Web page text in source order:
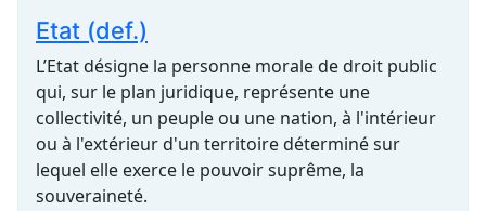
Etat (def.)
L’Etat désigne la personne morale de droit public
qui, sur le plan juridique, représente une
collectivité, un peuple ou une nation, à l'intérieur
ou à l'extérieur d'un territoire déterminé sur
lequel elle exerce le pouvoir suprême, la
souveraineté.